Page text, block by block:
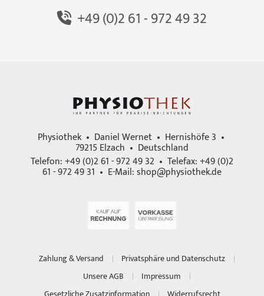
+49 (0)2 61 - 972 49 32
Physiothek • Daniel Wernet • Hernishöfe 3 •
79215 Elzach • Deutschland
Telefon: +49 (0)2 61 - 972 49 32 • Telefax: +49 (0)2
61 - 972 49 31 • E-Mail:shop@physiothek.de
Zahlung & Versand
Privatsphäre und Datenschutz
Unsere AGB
Impressum